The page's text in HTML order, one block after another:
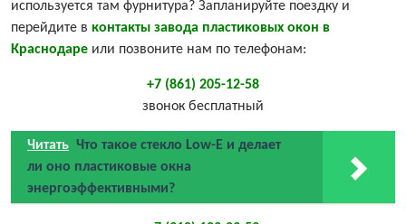
используется там фурнитура? Запланируйте поездку и
перейдите в контакты завода пластиковых окон в
Краснодаре или позвоните нам по телефонам:
+7 (861) 205-12-58
звонок бесплатный
Читать Что такое стекло Low-E и делает
ли оно пластиковые окна
энергоэффективными?